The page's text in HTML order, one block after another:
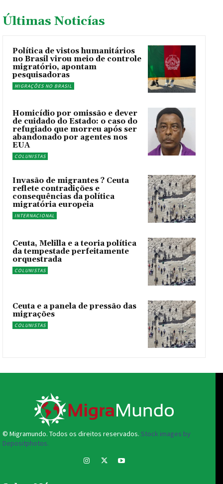
Últimas Noticías
Política de vistos humanitários
no Brasil virou meio de controle
migratório, apontam
pesquisadoras
MIGRAÇÕES NO BRASIL
Homicídio por omissão e dever
de cuidado do Estado: o caso do
refugiado que morreu após ser
abandonado por agentes nos
EUA
COLUNISTAS
Invasão de migrantes ? Ceuta
reflete contradições e
consequências da política
migratória europeia
INTERNACIONAL
Ceuta, Melilla e a teoria política
da tempestade perfeitamente
orquestrada
COLUNISTAS
Ceuta e a panela de pressão das
migrações
COLUNISTAS
© Migramundo. Todos os direitos reservados. Stock images by
Depositphotos.